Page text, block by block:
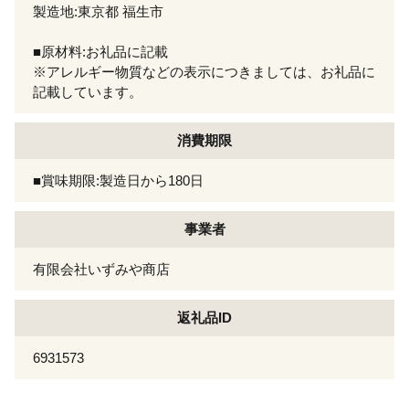
製造地:東京都 福生市
■原材料:お礼品に記載
※アレルギー物質などの表示につきましては、お礼品に
記載しています。
消費期限
■賞味期限:製造日から180日
事業者
有限会社いずみや商店
返礼品ID
6931573